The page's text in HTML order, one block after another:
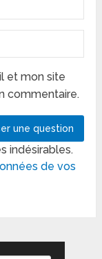
et mon site
commentaire.
indésirables.
de vos